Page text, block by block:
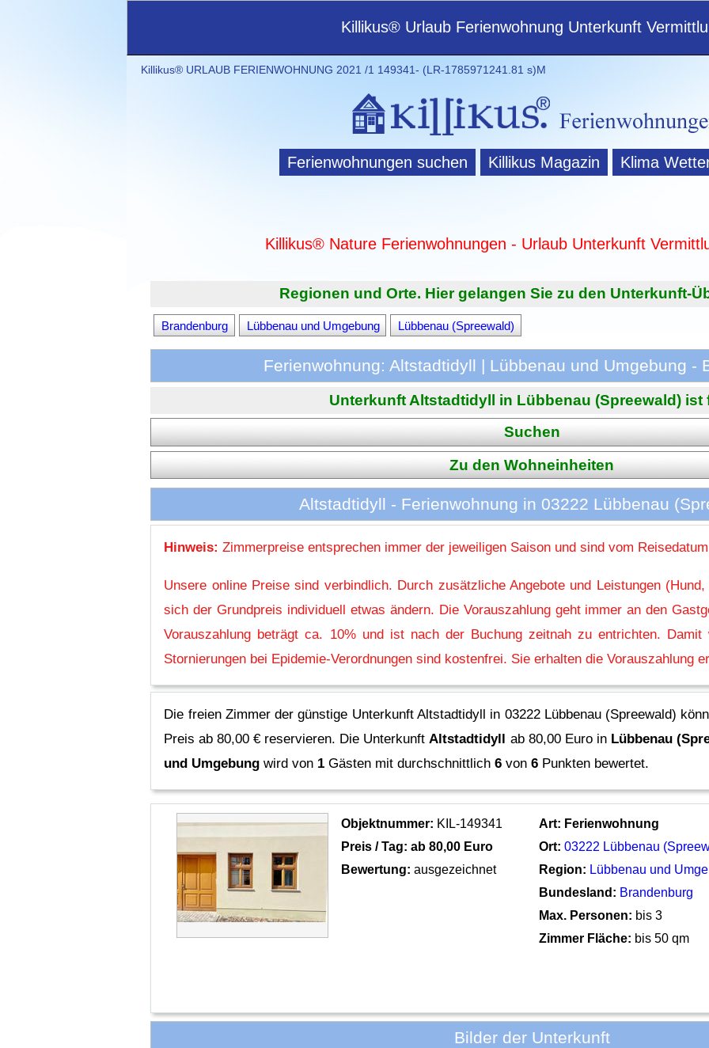
Killikus® Urlaub Ferienwohnung Unterkunft
Killikus® URLAUB FERIENWOHNUNG 2021 /1 149341- (LR-1785971241.81 s)M
Ferienwohnungen suchen Killikus Magazin Klima
Killikus® Nature Ferienwohnungen - Urlaub Unterkunft
Regionen und Orte. Hier gelangen Sie zu den Unterkunft-
Brandenburg Lübbenau und Umgebung Lübbenau (Spreewald)
Ferienwohnung: Altstadtidyll | Lübbenau und Umgebung -
Unterkunft Altstadtidyll in Lübbenau (Spreewald) ist
Suchen
Zu den Wohneinheiten
Altstadtidyll - Ferienwohnung in 03222 Lübbenau
Hinweis: Zimmerpreise entsprechen immer der jeweiligen Saison und sind vom
Unsere online Preise sind verbindlich. Durch zusätzliche Angebote und Leistungen
sich der Grundpreis individuell etwas ändern. Die Vorauszahlung geht immer an den
Vorauszahlung beträgt ca. 10% und ist nach der Buchung zeitnah zu entrichten.
Stornierungen bei Epidemie-Verordnungen sind kostenfrei. Sie erhalten die Vorauszahlung
Die freien Zimmer der günstige Unterkunft Altstadtidyll in 03222 Lübbenau (Spreewald)
Preis ab 80,00 € reservieren. Die Unterkunft Altstadtidyll ab 80,00 Euro in Lübbenau
und Umgebung wird von 1 Gästen mit durchschnittlich6 von6 Punkten bewertet.
Objektnummer: KIL-149341
Preis / Tag: ab 80,00 Euro
Bewertung: ausgezeichnet
Art: Ferienwohnung
Ort: 03222 Lübbenau
Region: Lübbenau und
Bundesland: Brandenburg
Max. Personen: bis 3
Zimmer Fläche: bis 50 qm
Bilder der Unterkunft